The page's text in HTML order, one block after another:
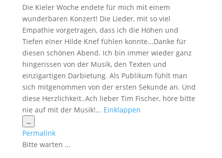
Die Kieler Woche endete für mich mit einem
wunderbaren Konzert! Die Lieder, mit so viel
Empathie vorgetragen, dass ich die Höhen und
Tiefen einer Hilde Knef fühlen konnte...Danke für
diesen schönen Abend. Ich bin immer wieder ganz
hingerissen von der Musik, den Texten und
einzigartigen Darbietung. Als Publikum fühlt man
sich mitgenommen von der ersten Sekunde an. Und
diese Herzlichkeit..Ach lieber Tim Fischer, höre bitte
nie auf mit der Musik!... Einklappen
...Diese
Metabox
ein-/ausblenden.
Permalink
Bitte warten …